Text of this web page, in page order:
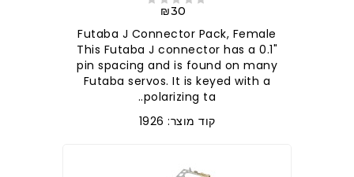
₪30
Futaba J Connector Pack, Female
This Futaba J connector has a 0.1"
pin spacing and is found on many
Futaba servos. It is keyed with a
polarizing ta..
קוד מוצר: 1926